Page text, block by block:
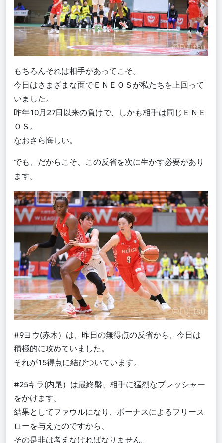
もちろんそれは相手があってこそ。
今日はさまざまな面でＥＮＥＯＳが私たちを上回って
いました。
昨年10月27日以来の負けで、しかも相手は同じＥＮＥ
ＯＳ。
なおさら悔しい。
でも、だからこそ、この反省を次に生かす必要があり
ます。
#9ヨウ(赤木）は、昨日の無得点の反省から、今日は
積極的に攻めていました。
それが15得点に結びついています。
#25キラ(内尾）は最終盤、相手に猛烈なプレッシャー
をかけます。
結果としてファウルになり、ボーナスによるフリース
ローを与えたのですから、
その是非は考えなければなりません。